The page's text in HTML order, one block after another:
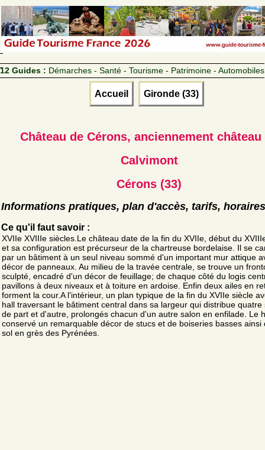
12 Guides : Démarches - Santé - Tourisme - Patrimoine - Automobiles
Accueil Gironde (33)
Château de Cérons, anciennement château
Calvimont
Cérons (33)
Informations pratiques, plan d'accès, tarifs, horaires
Ce qu'il faut savoir :
XVIIe XVIIIe siècles.Le château date de la fin du XVIIe, début du
et sa configuration est précurseur de la chartreuse bordelaise. Il se
par un bâtiment à un seul niveau sommé d'un important mur attique
décor de panneaux. Au milieu de la travée centrale, se trouve un
sculpté, encadré d'un décor de feuillage; de chaque côté du logis
pavillons à deux niveaux et à toiture en ardoise. Enfin deux ailes en
forment la cour.A l'intérieur, un plan typique de la fin du XVIIe siècle
hall traversant le bâtiment central dans sa largeur qui distribue quatre
de part et d'autre, prolongés chacun d'un autre salon en enfilade. Le
conservé un remarquable décor de stucs et de boiseries basses ainsi
sol en grès des Pyrénées.